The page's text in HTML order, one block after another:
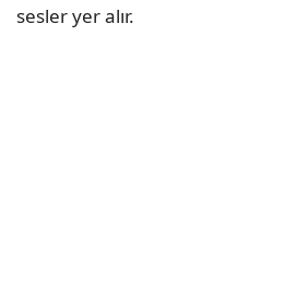
sesler yer alır.